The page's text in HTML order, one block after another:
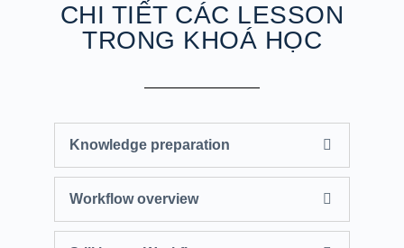
CHI TIẾT CÁC LESSON
TRONG KHOÁ HỌC
Knowledge preparation
Workflow overview